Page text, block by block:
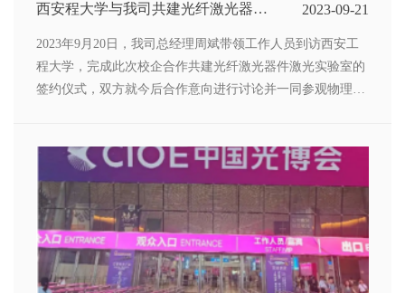
西安程大学与我司共建光纤激光器件
2023-09-21
2023年9月20日，我司总经理周斌带领工作人员到访西安工
程大学，完成此次校企合作共建光纤激光器件激光实验室的
签约仪式，双方就今后合作意向进行讨论并一同参观物理学